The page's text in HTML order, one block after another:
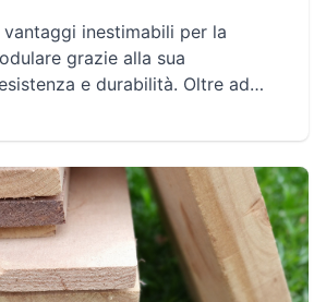
inestimabili per la
grazie alla sua
e durabilità. Oltre ad
sprechi, ridurre i costi e
di costruzione. La sua
ambientale lo rendono
ed economica per progetti